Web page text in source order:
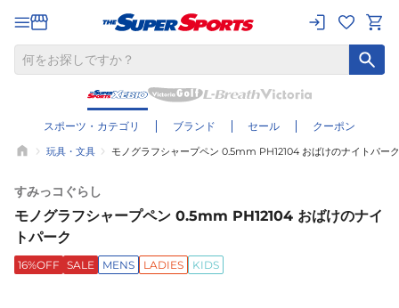
スポーツ・カテゴリ ブランド セール クーポン
玩具・文具 モノグラフシャープペン 0.5mm PH12104 おばけのナイトパーク
すみっコぐらし
モノグラフシャープペン 0.5mm PH12104 おばけのナイ
トパーク
16%OFF SALE MENS LADIES KIDS